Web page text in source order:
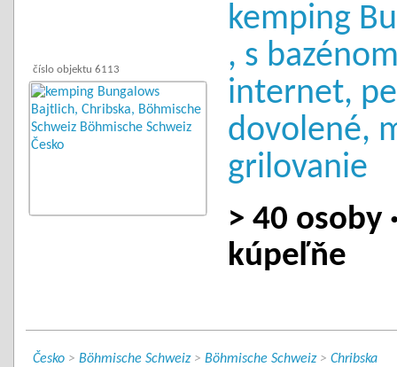
číslo objektu 6113
kemping
, s
internet,
dovolené,
grilovanie
> 40 osoby
kúpeľňe
Česko > Böhmische Schweiz> Böhmische Schweiz> Chribska